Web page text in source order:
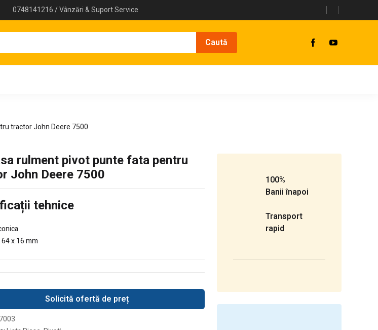
0748141216 / Vânzări & Suport Service
tractor John Deere 7500
rulment pivot punte fata pentru
John Deere 7500
tehnice
x 16 mm
Solicită ofertă de preț
100%
Banii înapoi
Transport
rapid